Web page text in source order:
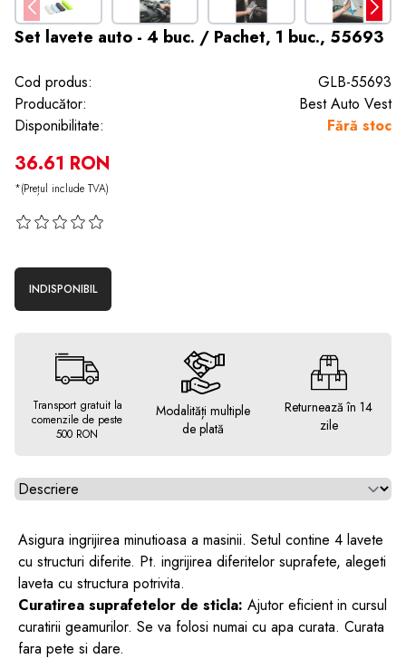
Set lavete auto - 4 buc. / Pachet, 1 buc., 55693
Cod produs:
GLB-55693
Producător:
Best Auto Vest
Disponibilitate:
Fără stoc
36.61 RON
*(Prețul include TVA)
INDISPONIBIL
Transport gratuit la
comenzile de peste
500 RON
Modalități multiple
de plată
Returnează în 14
zile
Alegeti tab
Asigura ingrijirea minutioasa a masinii. Setul contine 4 lavete
cu structuri diferite. Pt. ingrijirea diferitelor suprafete, alegeti
laveta cu structura potrivita.
Curatirea suprafetelor de sticla: Ajutor eficient in cursul
curatirii geamurilor. Se va folosi numai cu apa curata. Curata
fara pete si dare.